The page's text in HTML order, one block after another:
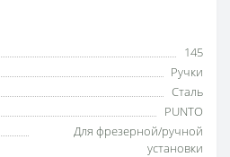
145
Ручки
Сталь
PUNTO
Для фрезерной/ручной
установки